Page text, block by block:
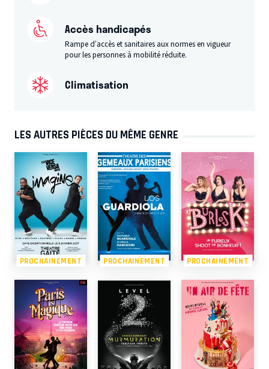
Accès handicapés
Rampe d’accès et sanitaires aux normes en vigueur
pour les personnes à mobilité réduite.
Climatisation
LES AUTRES PIÈCES DU MÊME GENRE
PROCHAINEMENT PROCHAINEMENT PROCHAINEMENT